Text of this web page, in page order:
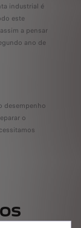
industrial é
este
a pensar
ano de
desempenho
o